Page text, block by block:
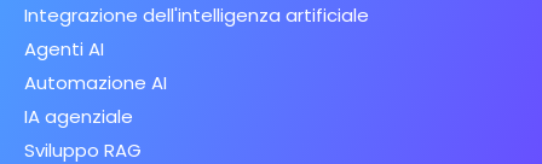
Integrazione dell'intelligenza artificiale
Agenti AI
Automazione AI
IA agenziale
Sviluppo RAG